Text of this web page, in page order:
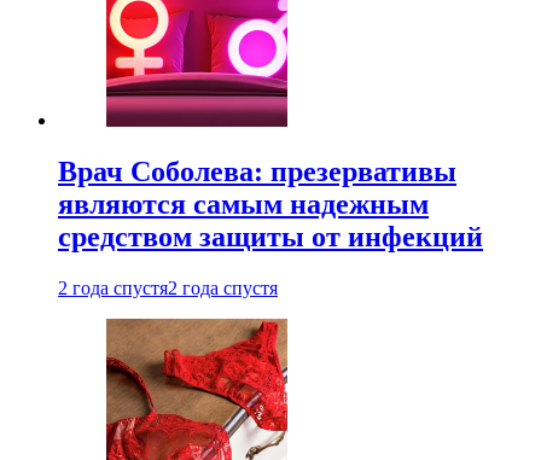
Врач Соболева: презервативы
являются самым надежным
средством защиты от инфекций
2 года спустя2 года спустя